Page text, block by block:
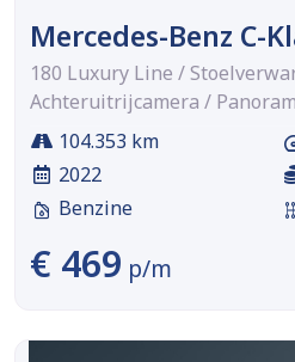
Mercedes-Benz C-
180 Luxury Line /
Achteruitrijcamera /
104.353 km
2022
Benzine
€ 469 p/m